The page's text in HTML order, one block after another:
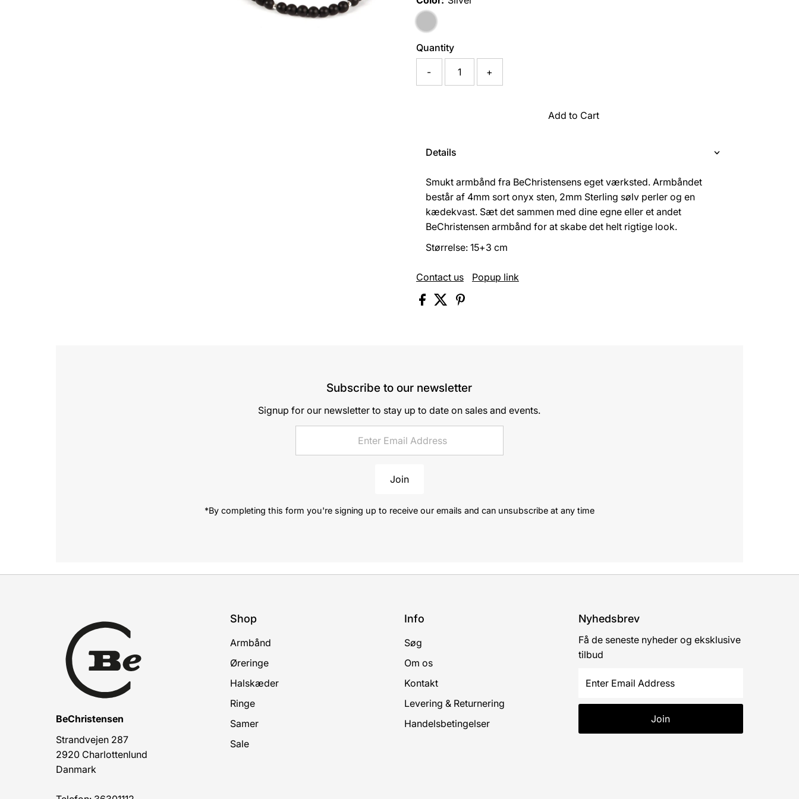
Quantity
- +
Add to Cart
Details
Smukt armbånd fra BeChristensens eget værksted. Armbåndet
består af 4mm sort onyx sten, 2mm Sterling sølv perler og en
kædekvast. Sæt det sammen med dine egne eller et andet
BeChristensen armbånd for at skabe det helt rigtige look.
Størrelse: 15+3 cm
Contact us Popup link
Subscribe to our newsletter
Signup for our newsletter to stay up to date on sales and events.
Join
*By completing this form you're signing up to receive our emails and can unsubscribe at any time
BeChristensen
Strandvejen 287
2920 Charlottenlund
Danmark
Shop
Armbånd
Øreringe
Halskæder
Ringe
Samer
Sale
Info
Søg
Om os
Kontakt
Levering & Returnering
Handelsbetingelser
Nyhedsbrev
Få de seneste nyheder og eksklusive
tilbud
Email
Address
Join